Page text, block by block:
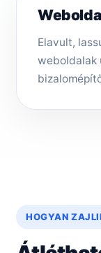
Elavult,
weboldalak
HOGYAN